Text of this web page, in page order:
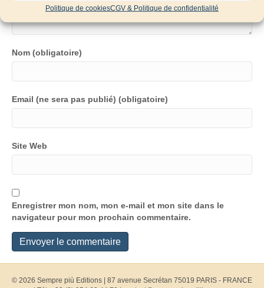
Politique de cookiesCGV & Politique de confidentialité
Nom (obligatoire)
Email (ne sera pas publié) (obligatoire)
Site Web
Enregistrer mon nom, mon e-mail et mon site dans le
navigateur pour mon prochain commentaire.
© 2026 Sempre più Editions
87 avenue Secrétan 75019 PARIS - FRANCE